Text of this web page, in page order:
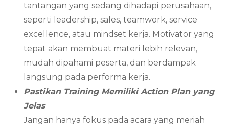
tantangan yang sedang dihadapi perusahaan,
seperti leadership, sales, teamwork, service
excellence, atau mindset kerja. Motivator yang
tepat akan membuat materi lebih relevan,
mudah dipahami peserta, dan berdampak
langsung pada performa kerja.
Pastikan Training Memiliki Action Plan yang
Jelas
Jangan hanya fokus pada acara yang meriah